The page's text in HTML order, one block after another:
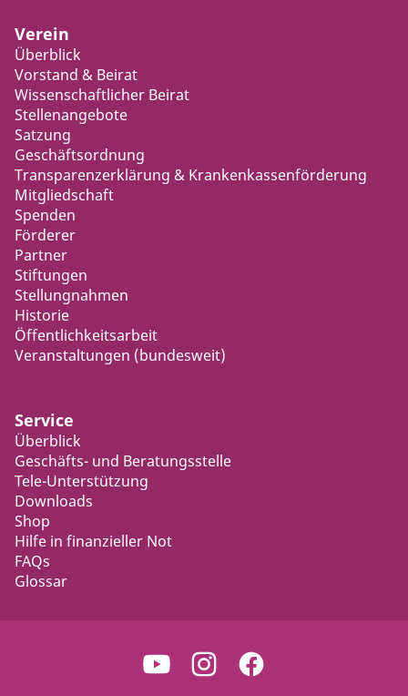
Verein
Überblick
Vorstand & Beirat
Wissenschaftlicher Beirat
Stellenangebote
Satzung
Geschäftsordnung
Transparenzerklärung & Krankenkassenförderung
Mitgliedschaft
Spenden
Förderer
Partner
Stiftungen
Stellungnahmen
Historie
Öffentlichkeitsarbeit
Veranstaltungen (bundesweit)
Service
Überblick
Geschäfts- und Beratungsstelle
Tele-Unterstützung
Downloads
Shop
Hilfe in finanzieller Not
FAQs
Glossar